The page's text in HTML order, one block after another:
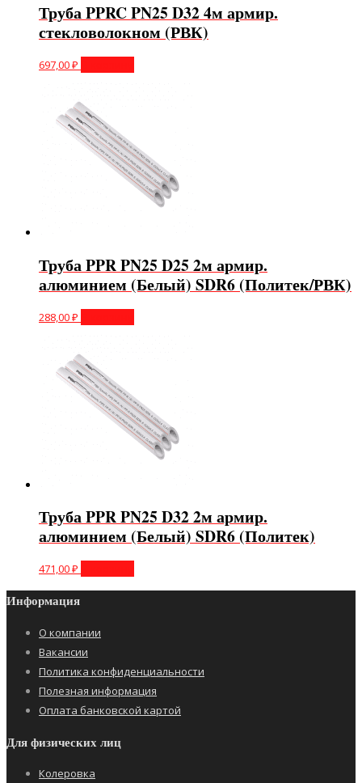
Труба PPRC PN25 D32 4м армир.
стекловолокном (РВК)
697,00₽
Труба PPR PN25 D25 2м армир.
алюминием (Белый) SDR6 (Политек/РВК)
288,00₽
Труба PPR PN25 D32 2м армир.
алюминием (Белый) SDR6 (Политек)
471,00₽
Информация
О компании
Вакансии
Политика конфиденциальности
Полезная информация
Оплата банковской картой
Для физических лиц
Колеровка